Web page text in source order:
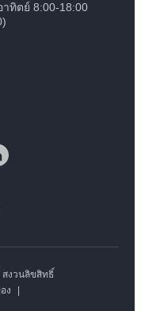
ทิตย์ 8:00-18:00
สงวนลิขสิทธิ์
ง